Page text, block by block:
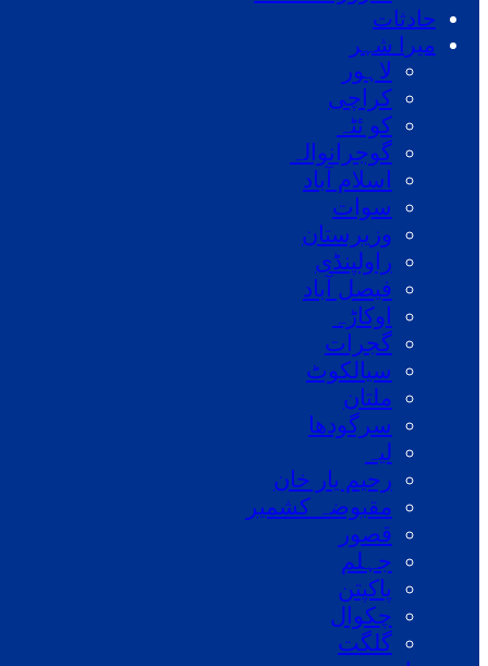
حادثات
میرا شہر
لاہور
کراچی
کو ئٹہ
گوجرانوالہ
اسلام آباد
سوات
وزیرستان
راولپنڈی
فیصل آباد
اوکاڑہ
گجرات
سیالکوٹ
ملتان
سرگودھا
لیہ
رحیم یار خان
مقبوضہ کشمیر
قصور
جہلم
پاکپتن
چکوال
گلگت